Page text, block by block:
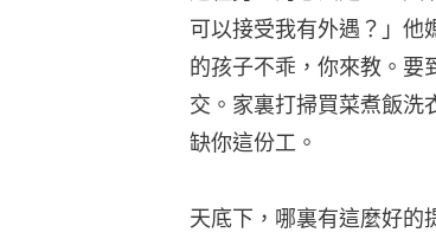
可以接受我有外遇？」他
的孩子不乖，你來教。要
交。家裏打掃買菜煮飯洗
缺你這份工。
天底下，哪裏有這麼好的